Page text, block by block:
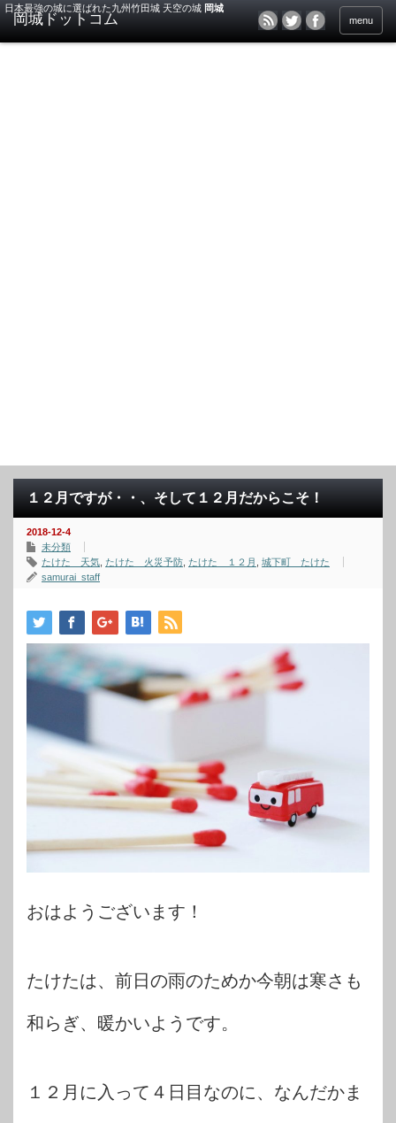
日本最強の城に選ばれた九州竹田城 天空の城 岡城
menu
１２月ですが・・、そして１２月だからこそ！
2018-12-4
未分類
たけた 天気 たけた 火災予防 たけた １２月
城下町 たけた
samurai_staff
おはようございます！
たけたは、前日の雨のためか今朝は寒さも
和らぎ、暖かいようです。
１２月に入って４日目なのに、なんだかま